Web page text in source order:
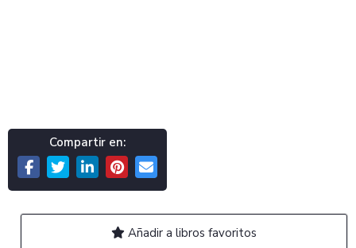
Compartir en:
Añadir a libros favoritos